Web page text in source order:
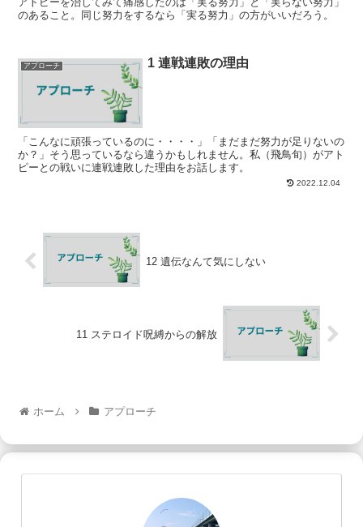
のあること。同じ努力をするなら「実る努力」の方がいいだろう。
アプローチ 1 連戦連敗の理由
「こんなに頑張っているのに・・・・」「まだまだ努力が足りないの
か？」そう思っているなら違うかもしれません。私（飛鳥旬）がアト
ピーとの戦いに連戦連敗した理由をお話します。
2022.12.04
12 遺伝なんて気にしない
11 ステロイド呪縛からの解放
ホーム アプローチ